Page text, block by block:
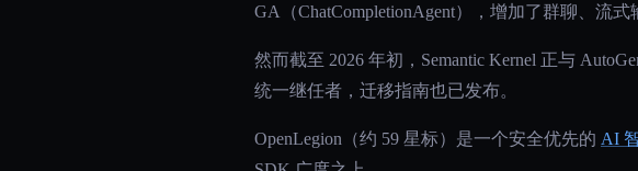
GA（ChatCompletionAgent），增加了群聊、流式
然而截至 2026 年初，Semantic Kernel 正与
统一继任者，迁移指南也已发布。
OpenLegion（约 59 星标）是一个安全优先的 AI